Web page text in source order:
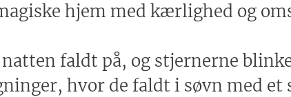
hjem med kærlighed og
natten faldt på, og stjernerne
hvor de faldt i søvn med